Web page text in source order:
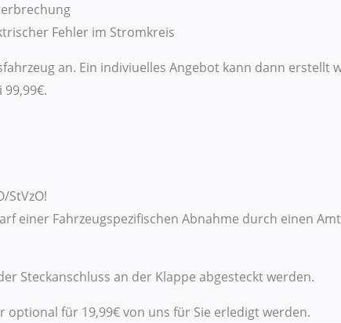
Fehler im Stromkreis
an. Ein indiviuelles Angebot kann dann erstellt
StVzO!
einer Fahrzeugspezifischen Abnahme durch einen
Steckanschluss an der Klappe abgesteckt werden.
für 19,99€ von uns für Sie erledigt werden.